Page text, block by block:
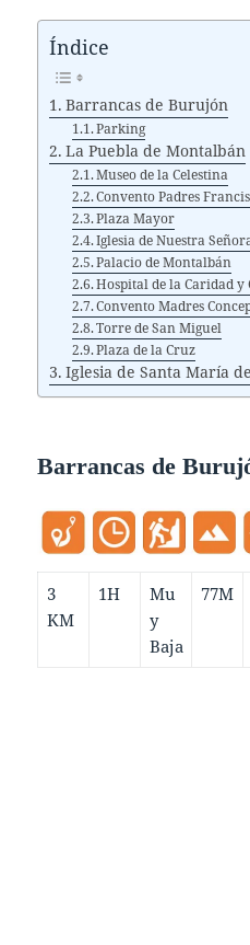
Índice
Barrancas de Burujón
Parking
La Puebla de Montalbán
Museo de la Celestina
Convento Padres
Plaza Mayor
Iglesia de Nuestra
Palacio de Montalbán
Hospital de la Caridad y
Convento Madres
Torre de San Miguel
Plaza de la Cruz
Iglesia de Santa María
Barrancas de
3
KM
1H
Mu
y
Baja
77M